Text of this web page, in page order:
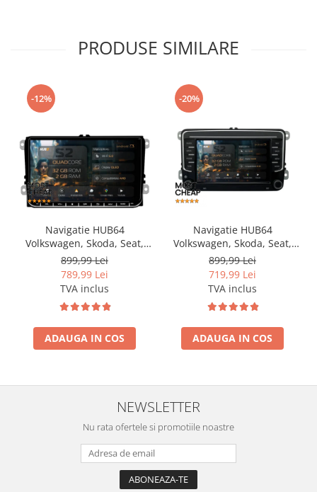
PRODUSE SIMILARE
-12%
Navigatie HUB64
Volkswagen, Skoda, Seat,
2GB RAM, Android, GPS, Wi-
FI, Carplay, Android Auto,
USB, Bluetooth, Radio,
Waze, Touchscreen, 9 inch
899,99 Lei
789,99 Lei
TVA inclus
ADAUGA IN COS
-20%
Navigatie HUB64
Volkswagen, Skoda, Seat,
2GB RAM, Android, GPS, Wi-
FI, Carplay, Android Auto,
USB, Bluetooth, Radio,
Waze, Touchscreen, 7 inch
899,99 Lei
719,99 Lei
TVA inclus
ADAUGA IN COS
NEWSLETTER
Nu rata ofertele si promotiile noastre